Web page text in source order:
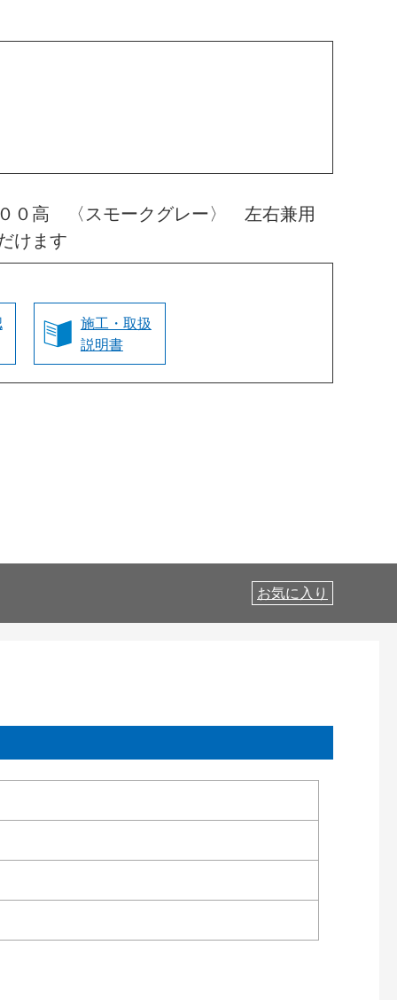
０高 〈スモークグレー〉 左右兼用
けます
施工・取扱
説明書
お気に入り